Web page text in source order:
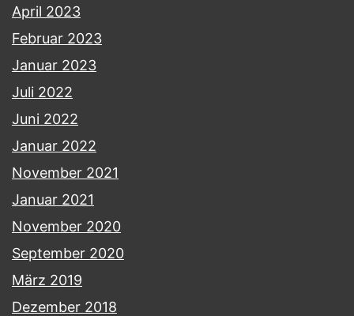
April 2023
Februar 2023
Januar 2023
Juli 2022
Juni 2022
Januar 2022
November 2021
Januar 2021
November 2020
September 2020
März 2019
Dezember 2018